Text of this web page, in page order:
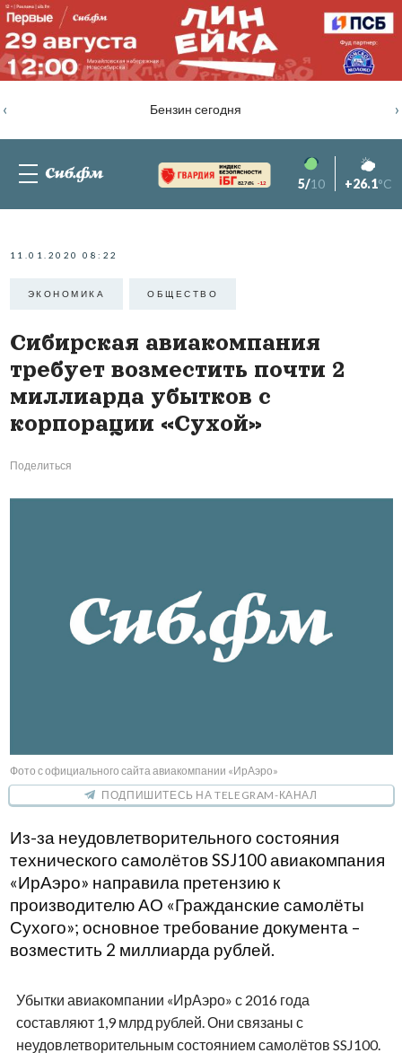
Бензин сегодня
‹ ›
82.76% -1.2 5/10 +26.1°C
11.01.2020 08:22
ЭКОНОМИКА ОБЩЕСТВО
Сибирская авиакомпания
требует возместить почти 2
миллиарда убытков с
корпорации «Сухой»
Поделиться
Фото с официального сайта авиакомпании «ИрАэро»
ПОДПИШИТЕСЬ НА TELEGRAM-КАНАЛ
Из-за неудовлетворительного состояния
технического самолётов SSJ100 авиакомпания
«ИрАэро» направила претензию к
производителю АО «Гражданские самолёты
Сухого»; основное требование документа –
возместить 2 миллиарда рублей.
Убытки авиакомпании «ИрАэро» с 2016 года
составляют 1,9 млрд рублей. Они связаны с
неудовлетворительным состоянием самолётов SSJ100.